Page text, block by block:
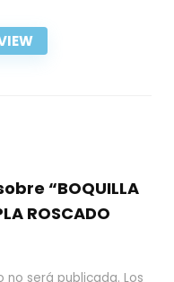
“BOQUILLA
ROSCADO
no será publicada. Los